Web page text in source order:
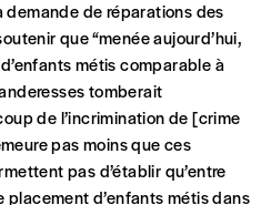
demande de réparations des
que “menée aujourd’hui,
métis comparable à
tomberait
de l’incrimination de [crime
pas moins que ces
pas d’établir qu’entre
d’enfants métis dans